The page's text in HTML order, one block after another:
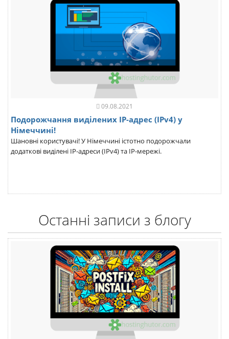
09.08.2021
Подорожчання виділених IP-адрес (IPv4) у
Німеччині!
Шановні користувачі! У Німеччині істотно подорожчали
додаткові виділені IP-адреси (IPv4) та IP-мережі.
Останні записи з блогу